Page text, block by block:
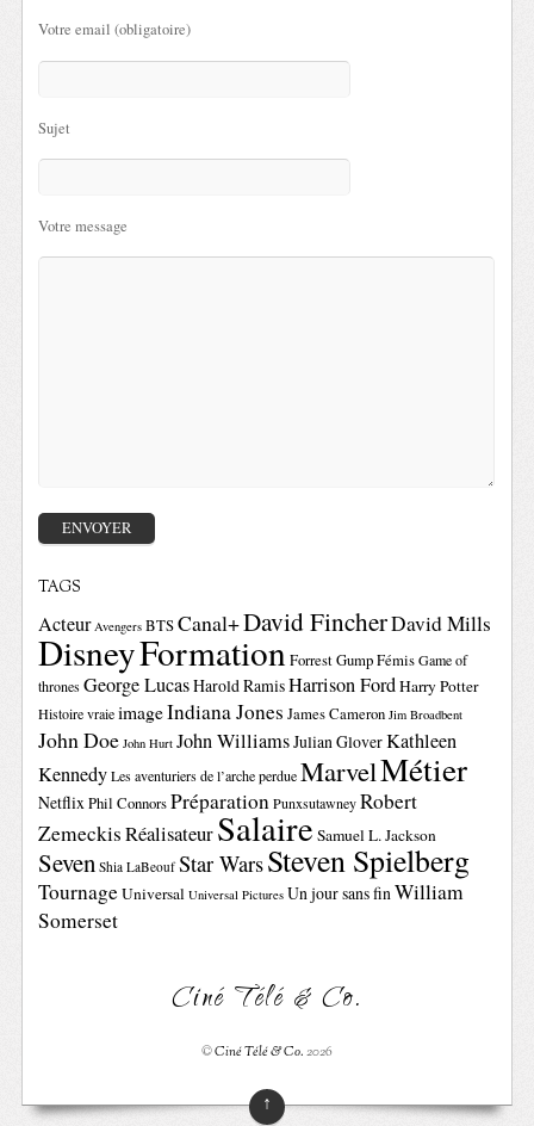
Votre email (obligatoire)
Sujet
Votre message
TAGS
Acteur Avengers BTSCanal+David FincherDavid Mills
DisneyFormationForrest GumpFémis Game of
thrones George LucasHarold RamisHarrison FordHarry Potter
Histoire vraie imageIndiana Jones James Cameron Jim Broadbent
John Doe John Hurt John WilliamsJulian GloverKathleen
Kennedy Les aventuriers de l’arche perdue MarvelMétier
NetflixPhil ConnorsPréparation Punxsutawney Robert
ZemeckisRéalisateurSalaire Samuel L. Jackson
Seven Shia LaBeouf Star WarsSteven Spielberg
TournageUniversal Universal Pictures Un jour sans finWilliam
Somerset
Ciné Télé & Co.
©Ciné Télé & Co.2026
↑